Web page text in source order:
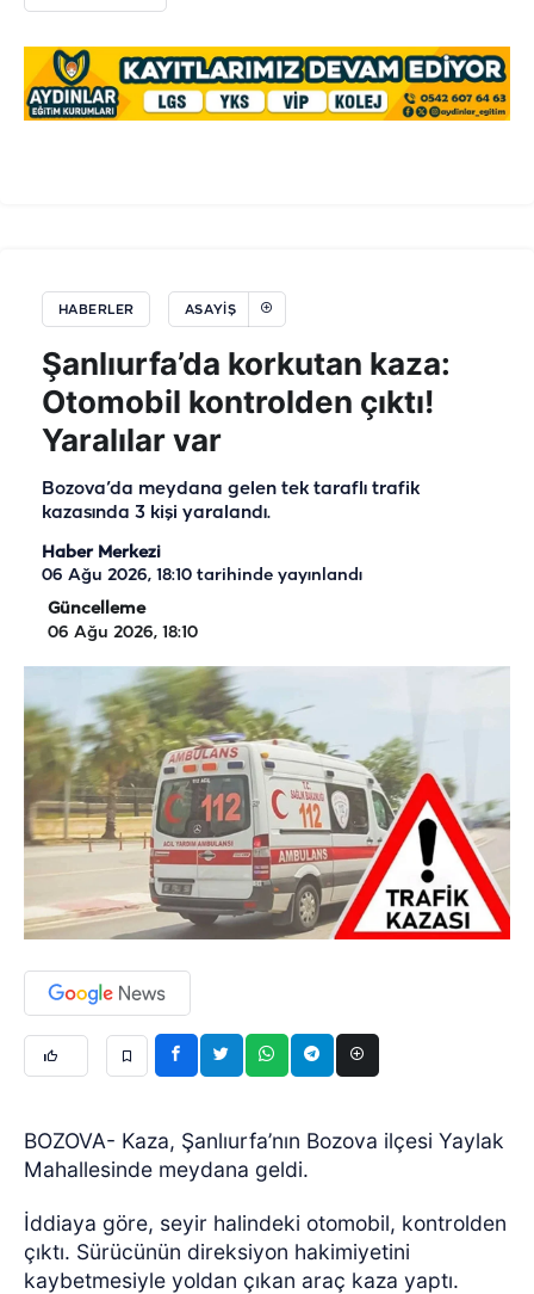
HABERLER ASAYIŞ
Şanlıurfa’da korkutan kaza:
Otomobil kontrolden çıktı!
Yaralılar var
Bozova’da meydana gelen tek taraflı trafik
kazasında 3 kişi yaralandı.
Haber Merkezi
06 Ağu 2026, 18:10 tarihinde yayınlandı
Güncelleme
06 Ağu 2026, 18:10
BOZOVA- Kaza, Şanlıurfa’nın Bozova ilçesi Yaylak
Mahallesinde meydana geldi.
İddiaya göre, seyir halindeki otomobil, kontrolden
çıktı. Sürücünün direksiyon hakimiyetini
kaybetmesiyle yoldan çıkan araç kaza yaptı.